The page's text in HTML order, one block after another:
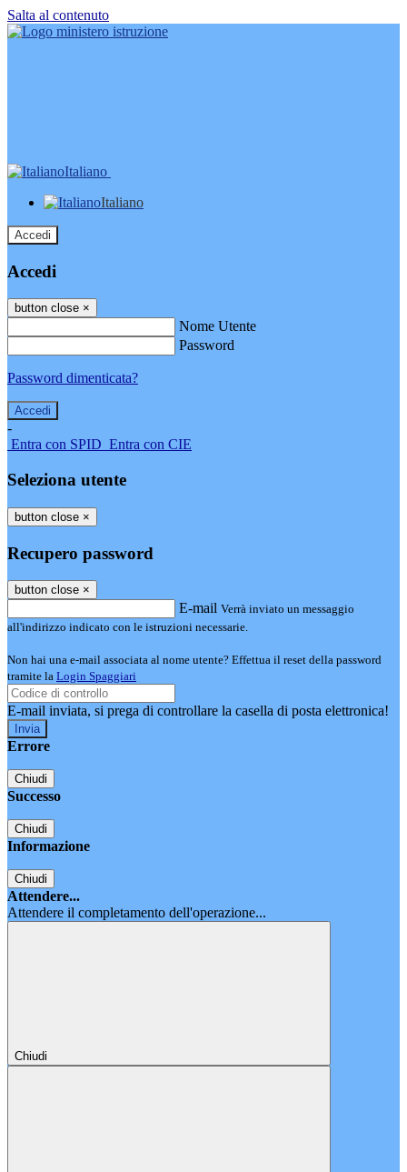
Salta al contenuto
Italiano
Italiano
Accedi
Accedi
button close ×
Nome Utente
Password
Password dimenticata?
-
Entra con SPID Entra con CIE
Seleziona utente
button close ×
Recupero password
button close ×
E-mail Verrà inviato un messaggio
all'indirizzo indicato con le istruzioni necessarie.
Non hai una e-mail associata al nome utente? Effettua il reset della password
tramite la Login Spaggiari
E-mail inviata, si prega di controllare la casella di posta elettronica!
Errore
Chiudi
Successo
Chiudi
Informazione
Chiudi
Attendere...
Attendere il completamento dell'operazione...
Chiudi